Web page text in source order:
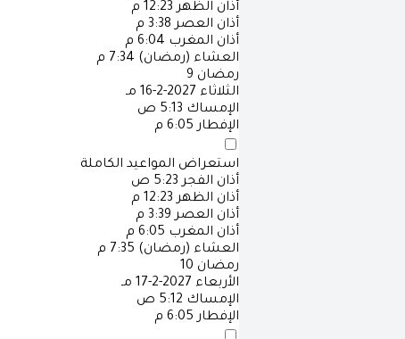
أذان الظهر 12:23 م
أذان العصر 3:38 م
أذان المغرب 6:04 م
العشاء (رمضان) 7:34 م
رمضان 9
الثلاثاء 2027-2-16 مـ
الإمساك 5:13 ص
الإفطار 6:05 م
استعراض المواعيد الكاملة
أذان الفجر 5:23 ص
أذان الظهر 12:23 م
أذان العصر 3:39 م
أذان المغرب 6:05 م
العشاء (رمضان) 7:35 م
رمضان 10
الأربعاء 2027-2-17 مـ
الإمساك 5:12 ص
الإفطار 6:05 م